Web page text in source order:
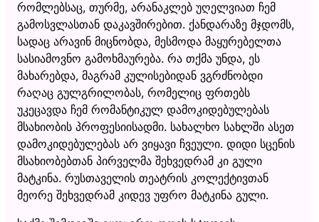
რომლებსაც, თურმე, არანაკლებ უღელვიათ ჩემ
გამოსვლასთან დაკავშირებით. ქანდარაზე მჯდომს,
სადაც არავინ მიცნობდა, მესმოდა მაყურებელთა
სასიამოვნო გამოხმაურება. რა თქმა უნდა, ეს
მახარებდა, მაგრამ კულისებიდან ვგრძნობდი
რაღაც გულგრილობას, რომელიც ფრთებს
უკეცავდა ჩემ რომანტიკულ დამოკიდებულებას
მსახიობის პროფესიისადმი. სახალხო სახლში ასეთ
დამოკიდებულებას არ ვიყავი ჩვეული. დიდი სცენის
მსახიობებთან პირველმა შეხვედრამ კი გული
მატკინა. რუსთაველის თეატრის კოლექტივთან
მეორე შეხვედრამ კიდევ უფრო მატკინა გული.